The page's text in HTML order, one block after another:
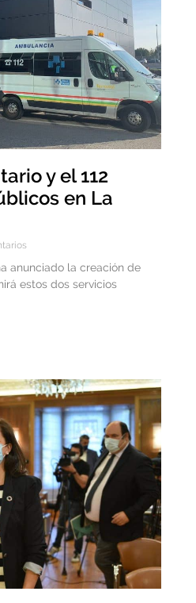
y el 112
en La
anunciado la creación de
estos dos servicios